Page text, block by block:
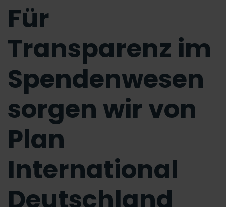
Für
Transparenz im
Spendenwesen
sorgen wir von
Plan
International
Deutschland